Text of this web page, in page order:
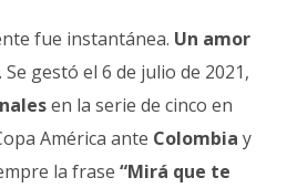
fue instantánea. Un amor
. Se gestó el 6 de julio de 2021,
en la serie de cinco en
América ante Colombia y
la frase “Mirá que te